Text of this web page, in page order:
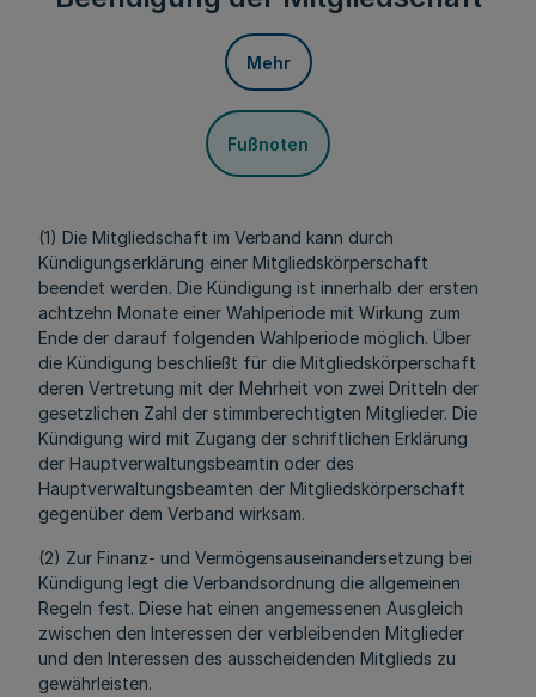
Mehr
Fußnoten
(1) Die Mitgliedschaft im Verband kann durch
Kündigungserklärung einer Mitgliedskörperschaft
beendet werden. Die Kündigung ist innerhalb der ersten
achtzehn Monate einer Wahlperiode mit Wirkung zum
Ende der darauf folgenden Wahlperiode möglich. Über
die Kündigung beschließt für die Mitgliedskörperschaft
deren Vertretung mit der Mehrheit von zwei Dritteln der
gesetzlichen Zahl der stimmberechtigten Mitglieder. Die
Kündigung wird mit Zugang der schriftlichen Erklärung
der Hauptverwaltungsbeamtin oder des
Hauptverwaltungsbeamten der Mitgliedskörperschaft
gegenüber dem Verband wirksam.
(2) Zur Finanz- und Vermögensauseinandersetzung bei
Kündigung legt die Verbandsordnung die allgemeinen
Regeln fest. Diese hat einen angemessenen Ausgleich
zwischen den Interessen der verbleibenden Mitglieder
und den Interessen des ausscheidenden Mitglieds zu
gewährleisten.